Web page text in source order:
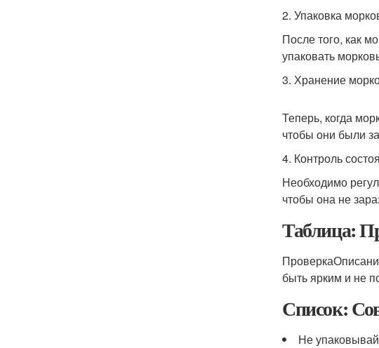
2. Упаковка
После того, как
упаковать
3. Хранение
Теперь, когда
чтобы они были
4. Контроль
Необходимо
чтобы она не
Таблица:
быть ярким и не
Список:
Не